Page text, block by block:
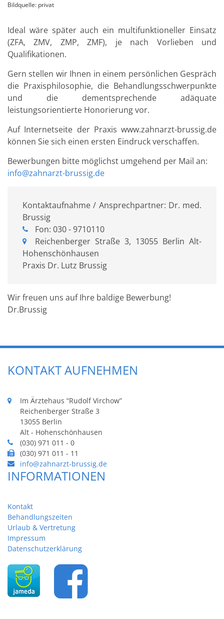
Bildquelle: privat
Ideal wäre später auch ein multifunktioneller Einsatz
(ZFA, ZMV, ZMP, ZMF), je nach Vorlieben und
Qualifikationen.
Gern stellen wir Ihnen in einem persönlichen Gespräch
die Praxisphilosophie, die Behandlungsschwerpunkte
und die dementsprechende adäquate
leistungsorientierte Honorierung vor.
Auf Internetseite der Praxis www.zahnarzt-brussig.de
können Sie sich einen ersten Eindruck verschaffen.
Bewerbungen bitte möglichst umgehend per Mail an:
info@zahnarzt-brussig.de
Kontaktaufnahme / Ansprechpartner: Dr. med.
Brussig
Fon: 030 - 9710110
Reichenberger Straße 3, 13055 Berlin Alt-
Hohenschönhausen
Praxis Dr. Lutz Brussig
Wir freuen uns auf Ihre baldige Bewerbung!
Dr.Brussig
KONTAKT AUFNEHMEN
Im Ärztehaus “Rudolf Virchow”
Reichenberger Straße 3
13055 Berlin
Alt - Hohenschönhausen
(030) 971 011 - 0
(030) 971 011 - 11
info@zahnarzt-brussig.de
INFORMATIONEN
Kontakt
Behandlungszeiten
Urlaub & Vertretung
Impressum
Datenschutzerklärung